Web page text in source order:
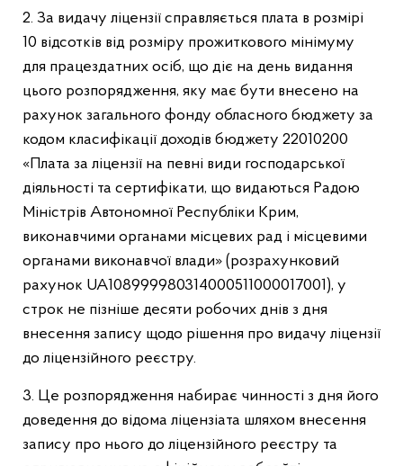
2. За видачу ліцензії справляється плата в розмірі
10 відсотків від розміру прожиткового мінімуму
для працездатних осіб, що діє на день видання
цього розпорядження, яку має бути внесено на
рахунок загального фонду обласного бюджету за
кодом класифікації доходів бюджету 22010200
«Плата за ліцензії на певні види господарської
діяльності та сертифікати, що видаються Радою
Міністрів Автономної Республіки Крим,
виконавчими органами місцевих рад і місцевими
органами виконавчої влади» (розрахунковий
рахунок UA108999980314000511000017001), у
строк не пізніше десяти робочих днів з дня
внесення запису щодо рішення про видачу ліцензії
до ліцензійного реєстру.
3. Це розпорядження набирає чинності з дня його
доведення до відома ліцензіата шляхом внесення
запису про нього до ліцензійного реєстру та